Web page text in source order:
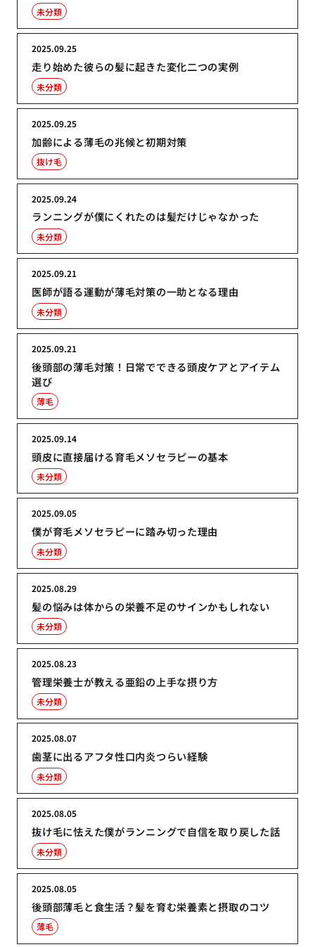
未分類
走り始めた彼らの髪に起きた変化二つの実例
2025.09.25
未分類
加齢による薄毛の兆候と初期対策
2025.09.25
抜け毛
ランニングが僕にくれたのは髪だけじゃなかった
2025.09.24
未分類
医師が語る運動が薄毛対策の一助となる理由
2025.09.21
未分類
後頭部の薄毛対策！日常でできる頭皮ケアとアイテム
選び
2025.09.21
薄毛
頭皮に直接届ける育毛メソセラピーの基本
2025.09.14
未分類
僕が育毛メソセラピーに踏み切った理由
2025.09.05
未分類
髪の悩みは体からの栄養不足のサインかもしれない
2025.08.29
未分類
管理栄養士が教える亜鉛の上手な摂り方
2025.08.23
未分類
歯茎に出るアフタ性口内炎つらい経験
2025.08.07
未分類
抜け毛に怯えた僕がランニングで自信を取り戻した話
2025.08.05
未分類
後頭部薄毛と食生活？髪を育む栄養素と摂取のコツ
2025.08.05
薄毛